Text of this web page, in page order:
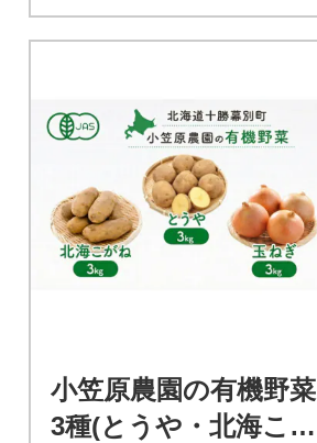
小笠原農園の有機野菜
3種(とうや・北海こが